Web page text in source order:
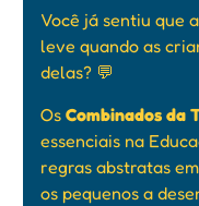
Você já sentiu que
leve quando as
delas? 💬
Os Combinados da
essenciais na
regras abstratas
os pequenos a